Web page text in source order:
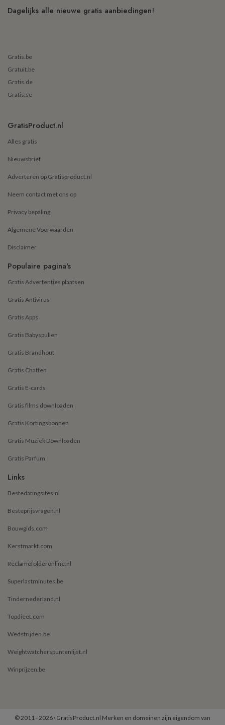
Dagelijks alle nieuwe gratis aanbiedingen!
Gratis.be
Gratuit.be
Gratis.de
Gratis.se
GratisProduct.nl
Alles gratis
Nieuwsbrief
Adverteren op Gratisproduct.nl
Neem contact met ons op
Privacy bepaling
Algemene Voorwaarden
Disclaimer
Populaire pagina's
Gratis Advertenties plaatsen
Gratis Antivirus
Gratis Apps
Gratis Babyspullen
Gratis Brandhout
Gratis Chatten
Gratis E-cards
Gratis films downloaden
Gratis Kortingsbonnen
Gratis Muziek Downloaden
Gratis Parfum
Links
Bestedatingsites.nl
Besteprijsvragen.nl
Bouwgids.com
Kerstmarkt.com
Reclamefolderonline.nl
Superlastminutes.be
Tindernederland.nl
Topdieet.com
Wedstrijden.be
Weightwatcherspuntenlijst.nl
Winprijzen.be
© 2011 - 2026 · GratisProduct.nl Merken en domeinen zijn eigendom van